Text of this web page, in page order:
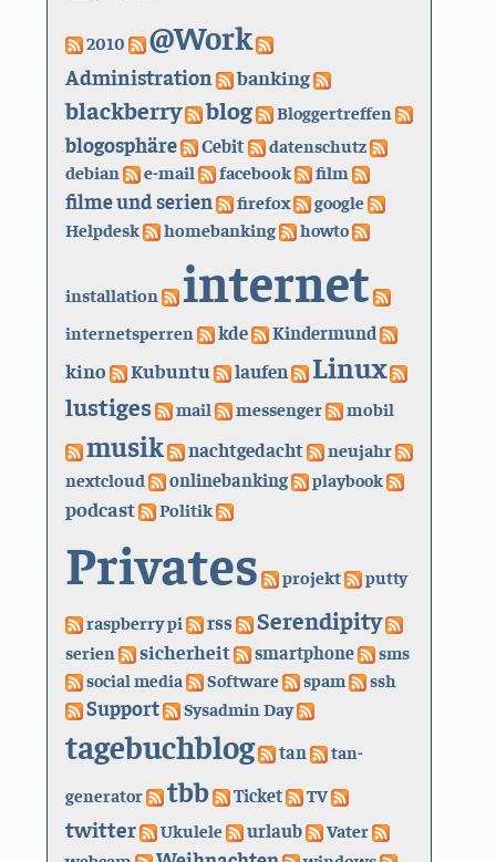
2010 @Work
Administration banking
blackberry blog Bloggertreffen
blogosphäre Cebit datenschutz
debian e-mail facebook film
filme und serien firefox
google
Helpdesk
homebanking howto
installation internet
internetsperren kde Kindermund
kino Kubuntu laufen Linux
lustiges mail messenger mobil
musik nachtgedacht neujahr
nextcloud onlinebanking playbook
podcast Politik
Privates projekt putty
raspberry pi rss Serendipity
serien sicherheit smartphone
sms
social media
Software spam ssh
Support Sysadmin Day
tagebuchblog tan
tan-
generator
tbb Ticket TV
twitter Ukulele urlaub
Vater